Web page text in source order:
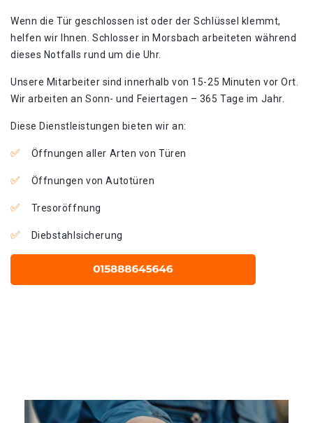
Wenn die Tür geschlossen ist oder der Schlüssel klemmt,
helfen wir Ihnen. Schlosser in Morsbach arbeiteten während
dieses Notfalls rund um die Uhr.
Unsere Mitarbeiter sind innerhalb von 15-25 Minuten vor Ort.
Wir arbeiten an Sonn- und Feiertagen – 365 Tage im Jahr.
Diese Dienstleistungen bieten wir an:
Öffnungen aller Arten von Türen
Öffnungen von Autotüren
Tresoröffnung
Diebstahlsicherung